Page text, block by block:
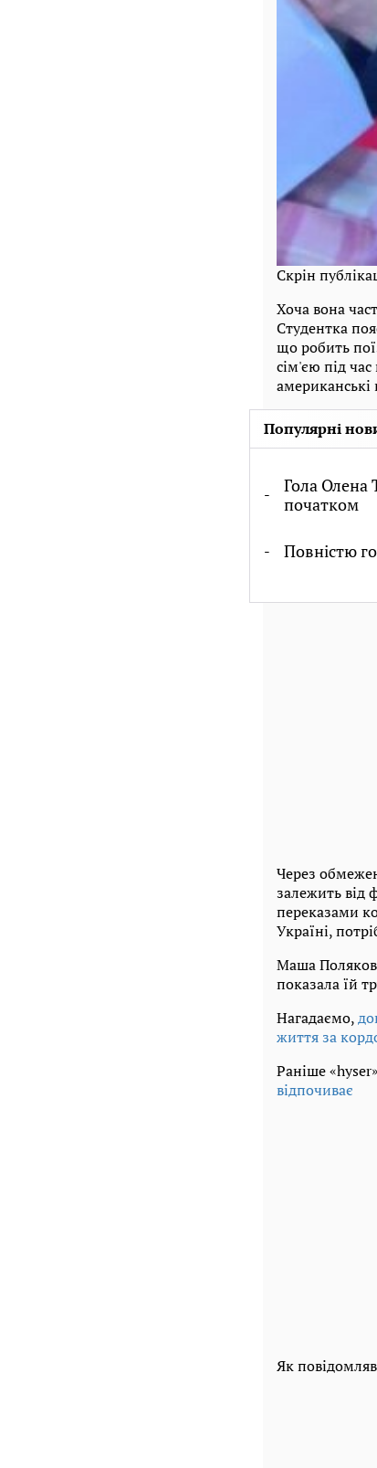
Скрін
Хоча вона
Студентка
що робить
сім'єю під
американські
Популярні
Гола Олена
початком
Повністю
Через
залежить від
переказами
Україні,
Маша
показала їй
Нагадаємо,
життя за
Раніше
відпочиває
Як